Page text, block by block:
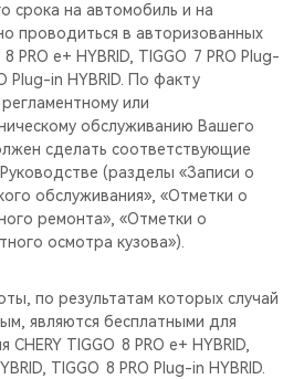
срока на автомобиль и на
проводиться в авторизованных
PRO е+ HYBRID, TIGGO 7 PRO Plug-
Plug-in HYBRID. По факту
или
обслуживанию Вашего
сделать соответствующие
(разделы «Записи о
обслуживания», «Отметки о
ремонта», «Отметки о
осмотра кузова»).
по результатам которых случай
являются бесплатными для
TIGGO 8 PRO е+ HYBRID,
TIGGO 8 PRO Plug-in HYBRID.